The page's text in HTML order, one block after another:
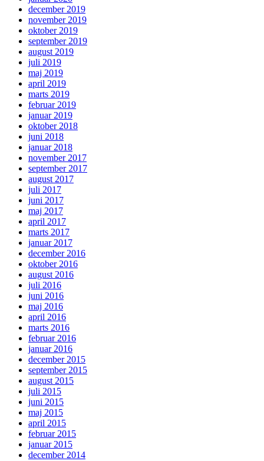
december 2019
november 2019
oktober 2019
september 2019
august 2019
juli 2019
maj 2019
april 2019
marts 2019
februar 2019
januar 2019
oktober 2018
juni 2018
januar 2018
november 2017
september 2017
august 2017
juli 2017
juni 2017
maj 2017
april 2017
marts 2017
januar 2017
december 2016
oktober 2016
august 2016
juli 2016
juni 2016
maj 2016
april 2016
marts 2016
februar 2016
januar 2016
december 2015
september 2015
august 2015
juli 2015
juni 2015
maj 2015
april 2015
februar 2015
januar 2015
december 2014